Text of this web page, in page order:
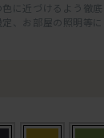
に近づけるよう徹
、お部屋の照明等